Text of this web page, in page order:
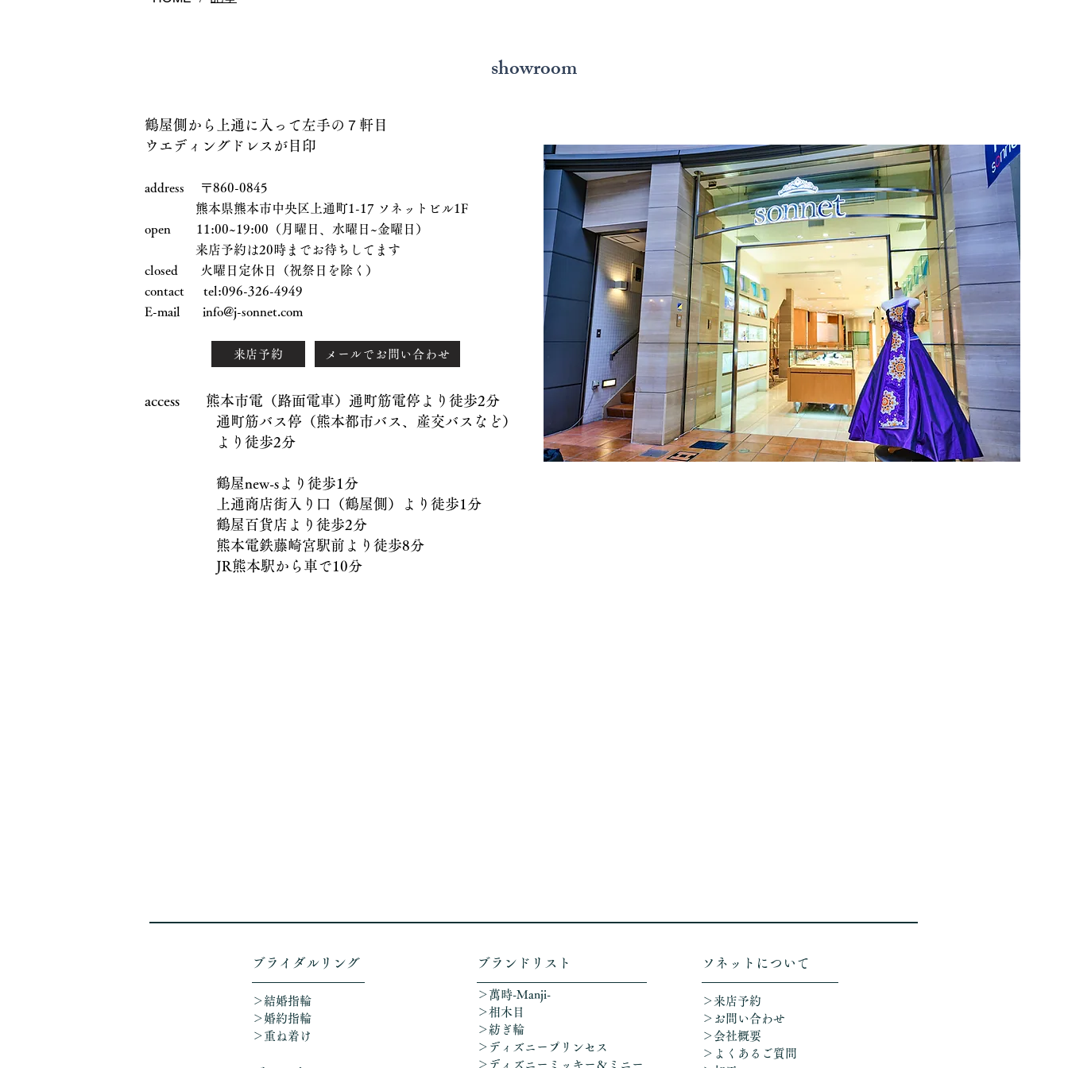
showroom
鶴屋側から上通に入って左手の７軒目
ウエディングドレスが目印
address 〒860-0845
熊本県熊本市中央区上通町1-17 ソネットビル1F
open 11:00~19:00（月曜日、水曜日~金曜日）
来店予約は20時までお待ちしてます
closed 火曜日定休日（祝祭日を除く）
contact tel:096-326-4949
E-mail info@j-sonnet.com
来店予約 メールでお問い合わせ
access 熊本市電（路面電車）通町筋電停より徒歩2分
通町筋バス停（熊本都市バス、産交バスなど）
より徒歩2分
鶴屋new-sより徒歩1分
上通商店街入り口（鶴屋側）より徒歩1分
鶴屋百貨店より徒歩2分
熊本電鉄藤崎宮駅前より徒歩8分
JR熊本駅から車で10分
​ブライダルリング
＞結婚指輪
＞婚約指輪
＞重ね着け​
​ブランドリスト
＞萬時-Manji-
＞相木目
＞紡ぎ輪
＞ディズニープリンセス
​＞ディズニーミッキー＆ミニー
ソネットについて
＞来店予約
＞お問い合わせ
＞会社概要
＞よくあるご質問